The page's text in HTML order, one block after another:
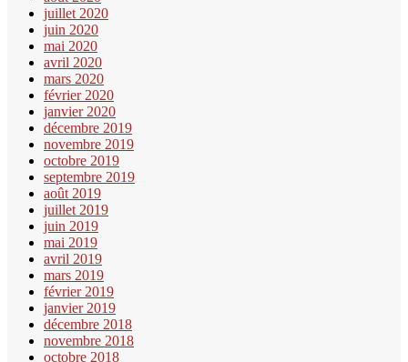
juillet 2020
juin 2020
mai 2020
avril 2020
mars 2020
février 2020
janvier 2020
décembre 2019
novembre 2019
octobre 2019
septembre 2019
août 2019
juillet 2019
juin 2019
mai 2019
avril 2019
mars 2019
février 2019
janvier 2019
décembre 2018
novembre 2018
octobre 2018